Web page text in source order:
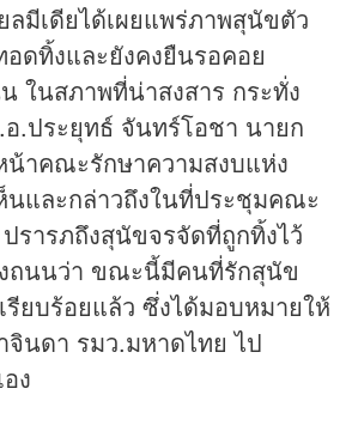
มีเดียได้เผยแพร่ภาพสุนัขตัว
อดทิ้งและยังคงยืนรอคอย
ในสภาพที่น่าสงสาร กระทั่ง
อ.ประยุทธ์ จันทร์โอชา นายก
าคณะรักษาความสงบแห่ง
นและกล่าวถึงในที่ประชุมคณะ
รารภถึงสุนัขจรจัดที่ถูกทิ้งไว้
ถนนว่า ขณะนี้มีคนที่รักสุนัข
รียบร้อยแล้ว ซึ่งได้มอบหมายให้
จินดา รมว.มหาดไทย ไป
ง